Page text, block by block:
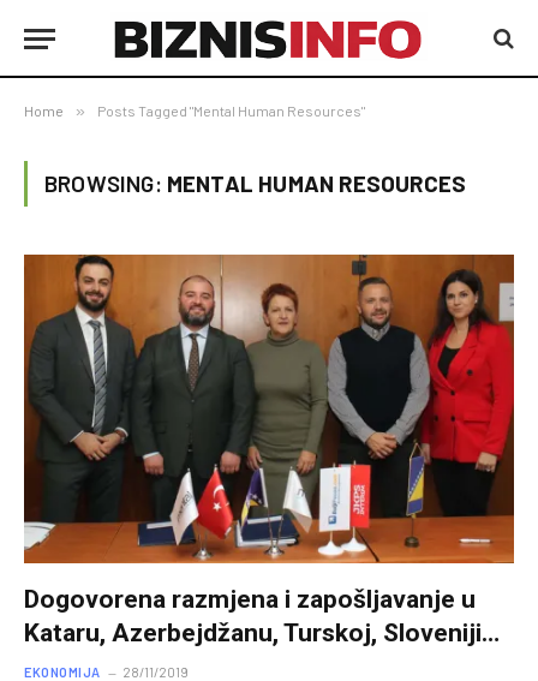
Home » Posts Tagged "Mental Human Resources"
BROWSING: MENTAL HUMAN RESOURCES
Dogovorena razmjena i zapošljavanje u
Kataru, Azerbejdžanu, Turskoj, Sloveniji…
EKONOMIJA 28/11/2019